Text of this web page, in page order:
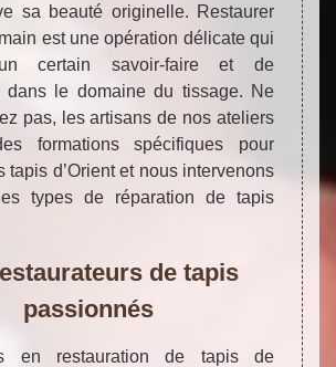
sa beauté originelle. Restaurer
est une opération délicate qui
certain savoir-faire et de
dans le domaine du tissage. Ne
pas, les artisans de nos ateliers
formations spécifiques pour
tapis d’Orient et nous intervenons
types de réparation de tapis
de tapis
passionnés
en restauration de tapis de